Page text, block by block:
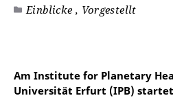
Einblicke , Vorgestellt
Am Institute for Planetary
Universität Erfurt (IPB)